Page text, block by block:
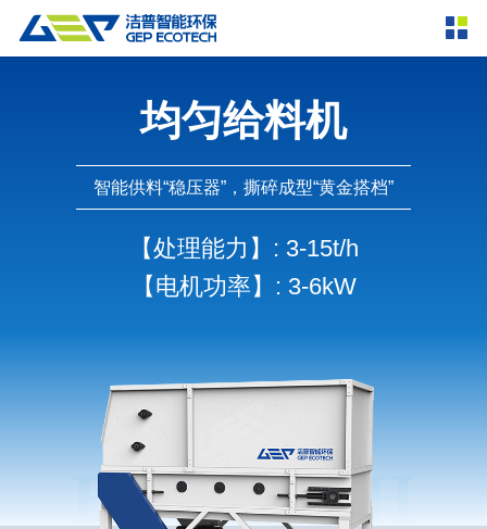
双轴撕碎机 单轴撕碎机
四轴撕碎机 液压粗碎机
粉碎设备
圆锥破碎机
重型锤式破碎机
RDF成型机 生物质颗粒机
液压打包机
封闭式破碎系统 废轮胎热解系统
橡胶破胶机组
分选分离设备
风选机 滚筒筛
解决方案
联系我们
均匀给料机
智能供料“稳压器”，撕碎成型“黄金搭档”
【处理能力】 : 3-15t/h
【电机功率】 : 3-6kW